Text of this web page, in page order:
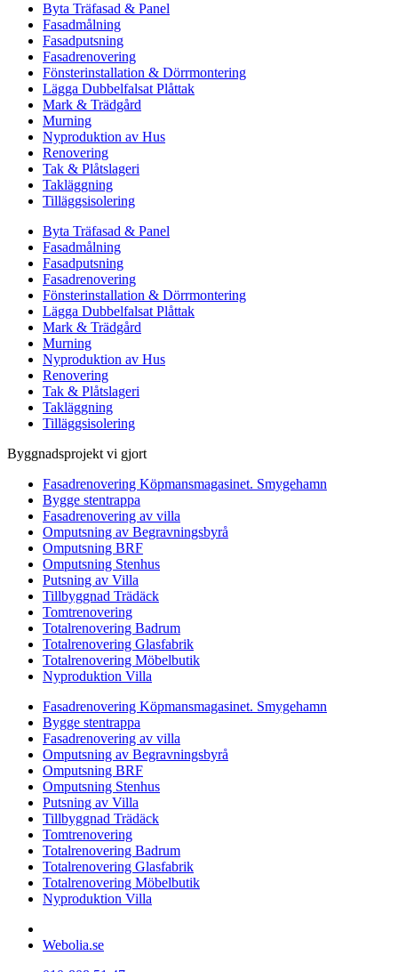
Byta Träfasad & Panel
Fasadmålning
Fasadputsning
Fasadrenovering
Fönsterinstallation & Dörrmontering
Lägga Dubbelfalsat Plåttak
Mark & Trädgård
Murning
Nyproduktion av Hus
Renovering
Tak & Plåtslageri
Takläggning
Tilläggsisolering
Byta Träfasad & Panel
Fasadmålning
Fasadputsning
Fasadrenovering
Fönsterinstallation & Dörrmontering
Lägga Dubbelfalsat Plåttak
Mark & Trädgård
Murning
Nyproduktion av Hus
Renovering
Tak & Plåtslageri
Takläggning
Tilläggsisolering
Byggnadsprojekt vi gjort
Fasadrenovering Köpmansmagasinet. Smygehamn
Bygge stentrappa
Fasadrenovering av villa
Omputsning av Begravningsbyrå
Omputsning BRF
Omputsning Stenhus
Putsning av Villa
Tillbyggnad Trädäck
Tomtrenovering
Totalrenovering Badrum
Totalrenovering Glasfabrik
Totalrenovering Möbelbutik
Nyproduktion Villa
Fasadrenovering Köpmansmagasinet. Smygehamn
Bygge stentrappa
Fasadrenovering av villa
Omputsning av Begravningsbyrå
Omputsning BRF
Omputsning Stenhus
Putsning av Villa
Tillbyggnad Trädäck
Tomtrenovering
Totalrenovering Badrum
Totalrenovering Glasfabrik
Totalrenovering Möbelbutik
Nyproduktion Villa
Webolia.se